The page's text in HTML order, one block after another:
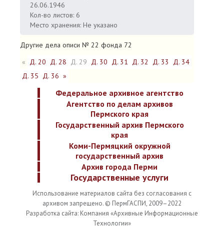
26.06.1946
Кол-во листов: 6
Место хранения: Не указано
Другие дела описи № 22 фонда 72
« Д. 20 Д. 28 Д. 29 Д. 30 Д. 31 Д. 32 Д. 33
Д. 34
Д. 35 Д. 36 »
Федеральное архивное агентство
Агентство по делам архивов
Пермского края
Государственный архив Пермского
края
Коми-Пермяцкий окружной
государственный архив
Архив города Перми
Государственные услуги
Использование материалов сайта без согласования с
архивом запрещено. © ПермГАСПИ, 2009–2022
Разработка сайта: Компания «Архивные Информационные
Технологии»